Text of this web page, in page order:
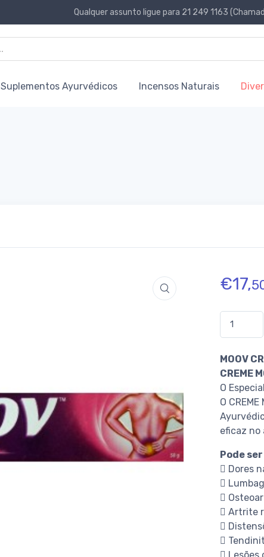
Qualquer assunto ligue para 21 249 1163
Suplementos Ayurvédicos Incensos Naturais
€17,
MOOV
CREME
O
O
eficaz no
Pode
 Dores


 Artrite


 Lesões